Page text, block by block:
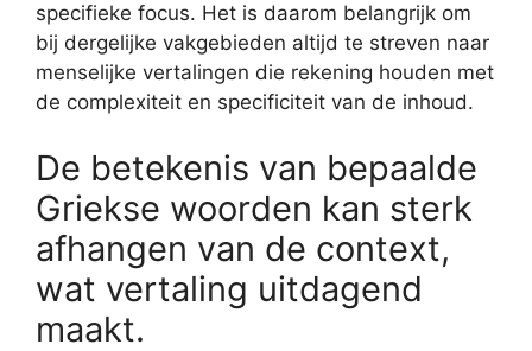
specifieke focus. Het is daarom belangrijk om
bij dergelijke vakgebieden altijd te streven naar
menselijke vertalingen die rekening houden met
de complexiteit en specificiteit van de inhoud.
De betekenis van bepaalde
Griekse woorden kan sterk
afhangen van de context,
wat vertaling uitdagend
maakt.